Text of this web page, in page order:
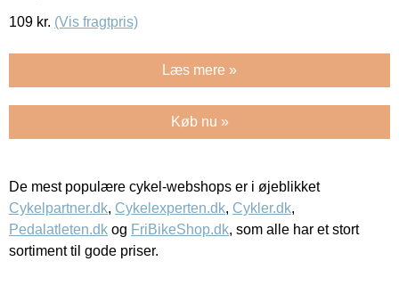
109 kr. (Vis fragtpris)
Læs mere »
Køb nu »
De mest populære cykel-webshops er i øjeblikket
Cykelpartner.dk, Cykelexperten.dk, Cykler.dk,
Pedalatleten.dk og FriBikeShop.dk, som alle har et stort
sortiment til gode priser.